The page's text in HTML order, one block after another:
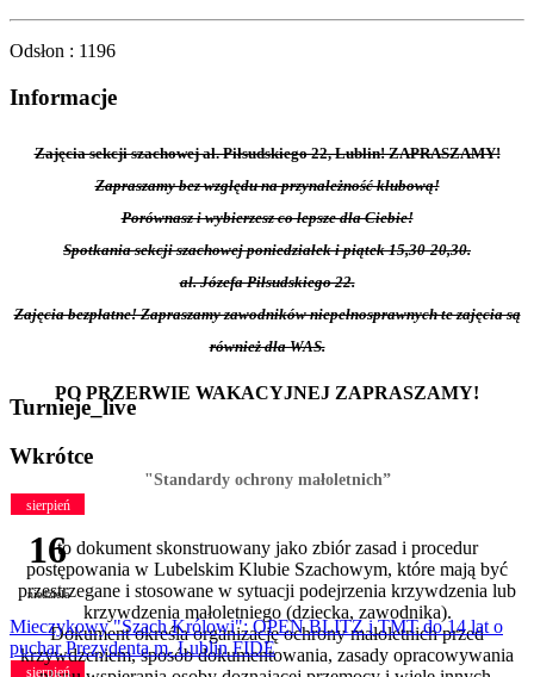
Odsłon : 1196
Informacje
Zajęcia sekcji szachowej al. Piłsudskiego 22, Lublin! ZAPRASZAMY!
Zapraszamy bez względu na przynależność klubową!
Porównasz i wybierzesz co lepsze dla Ciebie!
Spotkania sekcji szachowej poniedziałek i piątek 15,30-20,30.
al. Józefa Piłsudskiego 22.
Zajęcia bezpłatne! Zapraszamy zawodników niepełnosprawnych te zajęcia są
również dla WAS.
PO PRZERWIE WAKACYJNEJ ZAPRASZAMY!
"Standardy ochrony małoletnich”
to dokument skonstruowany jako zbiór zasad i procedur
postępowania w Lubelskim Klubie Szachowym, które mają być
przestrzegane i stosowane w sytuacji podejrzenia krzywdzenia lub
krzywdzenia małoletniego (dziecka, zawodnika).
Dokument określa organizację ochrony małoletnich przed
krzywdzeniem, sposób dokumentowania, zasady opracowywania
Turnieje_live
Wkrótce
sierpień
16
niedziela
Mieczykowy "Szach Królowi": OPEN BLITZ i TMT do 14 lat o
puchar Prezydenta m. Lublin FIDE
sierpień